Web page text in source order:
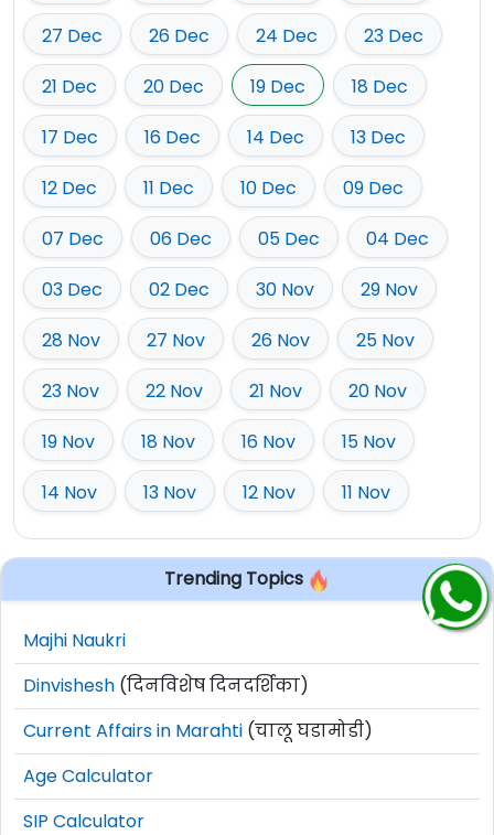
27 Dec
26 Dec 24 Dec
23 Dec
21 Dec
20 Dec 19 Dec
18 Dec
17 Dec
16 Dec 14 Dec
13 Dec
12 Dec
11 Dec 10 Dec
09 Dec
07 Dec
06 Dec 05 Dec
04 Dec
03 Dec
02 Dec 30 Nov
29 Nov
28 Nov
27 Nov 26 Nov
25 Nov
23 Nov
22 Nov 21 Nov
20 Nov
19 Nov
18 Nov 16 Nov
15 Nov
14 Nov
13 Nov 12 Nov 11 Nov
Trending Topics
Majhi Naukri
Dinvishesh (दिनविशेष दिनदर्शिका)
Current Affairs in Marahti (चालू घडामोडी)
Age Calculator
SIP Calculator